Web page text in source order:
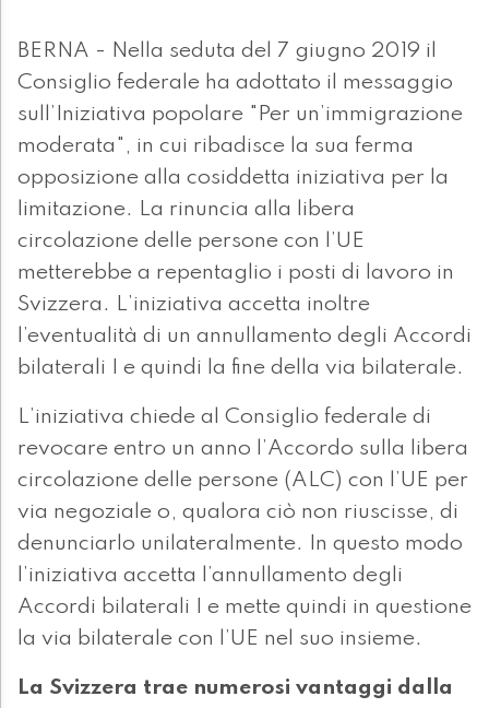
BERNA - Nella seduta del 7 giugno 2019 il
Consiglio federale ha adottato il messaggio
sull’Iniziativa popolare "Per un’immigrazione
moderata", in cui ribadisce la sua ferma
opposizione alla cosiddetta iniziativa per la
limitazione. La rinuncia alla libera
circolazione delle persone con l’UE
metterebbe a repentaglio i posti di lavoro in
Svizzera. L’iniziativa accetta inoltre
l’eventualità di un annullamento degli Accordi
bilaterali I e quindi la fine della via bilaterale.
L’iniziativa chiede al Consiglio federale di
revocare entro un anno l’Accordo sulla libera
circolazione delle persone (ALC) con l’UE per
via negoziale o, qualora ciò non riuscisse, di
denunciarlo unilateralmente. In questo modo
l’iniziativa accetta l’annullamento degli
Accordi bilaterali I e mette quindi in questione
la via bilaterale con l’UE nel suo insieme.
La Svizzera trae numerosi vantaggi dalla